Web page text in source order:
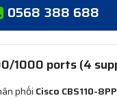
0568 388 688
1000 ports (4
phối Cisco CBS110-